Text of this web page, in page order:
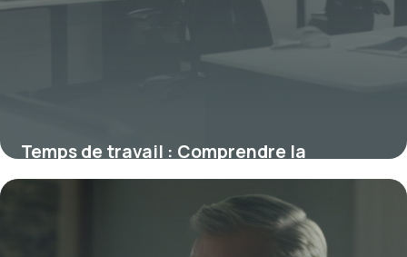
Temps de travail : Comprendre la
législation et optimiser son emploi du